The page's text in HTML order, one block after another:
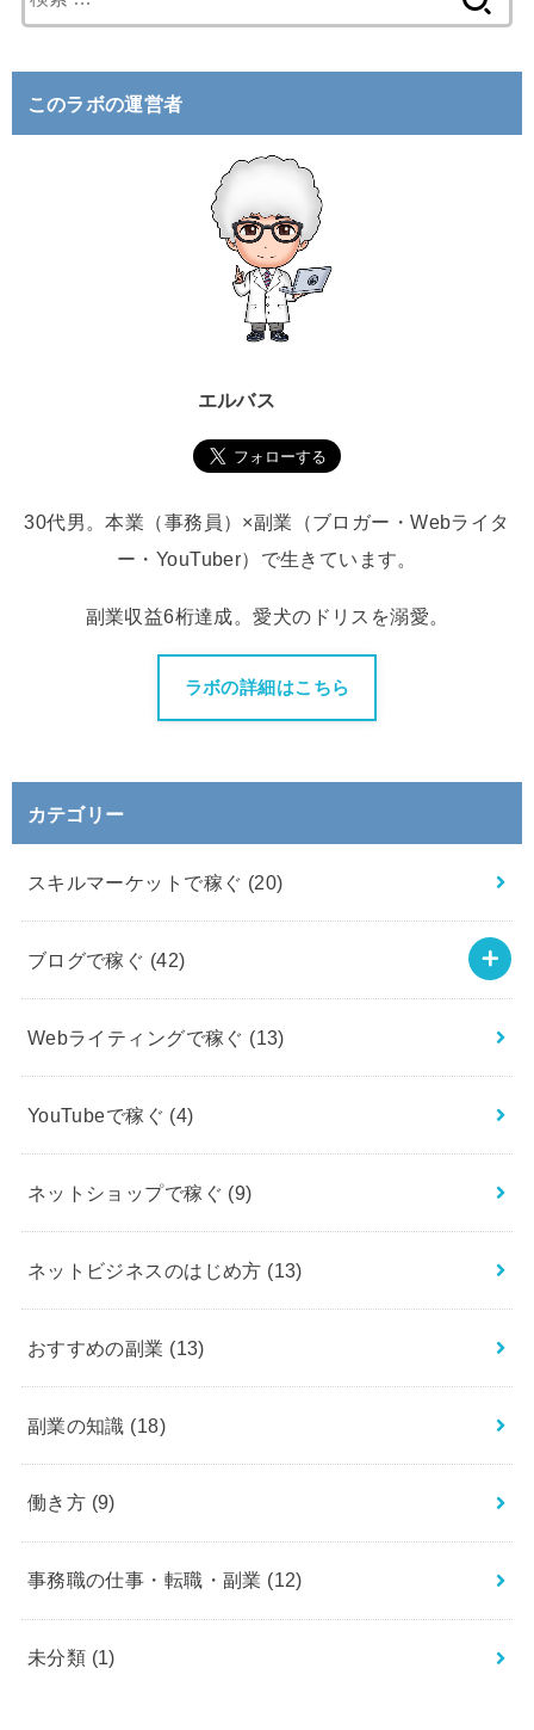
索
このラボの運営者
エルバス
30代男。本業（事務員）×副業（ブロガー・Webライタ
ー・YouTuber）で生きています。
副業収益6桁達成。愛犬のドリスを溺愛。
ラボの詳細はこちら
カテゴリー
スキルマーケットで稼ぐ (20)
ブログで稼ぐ (42)
Webライティングで稼ぐ (13)
YouTubeで稼ぐ (4)
ネットショップで稼ぐ (9)
ネットビジネスのはじめ方 (13)
おすすめの副業 (13)
副業の知識 (18)
働き方 (9)
事務職の仕事・転職・副業 (12)
未分類 (1)